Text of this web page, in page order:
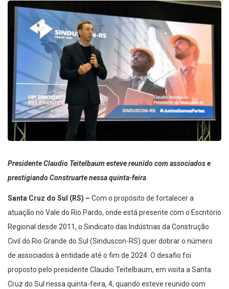
Presidente Claudio Teitelbaum esteve reunido com associados e
prestigiando Construarte nessa quinta-feira
Santa Cruz do Sul (RS) – Com o propósito de fortalecer a
atuação no Vale do Rio Pardo, onde está presente com o Escritório
Regional desde 2011, o Sindicato das Indústrias da Construção
Civil do Rio Grande do Sul (Sinduscon-RS) quer dobrar o número
de associados à entidade até o fim de 2024. O desafio foi
proposto pelo presidente Claudio Teitelbaum, em visita a Santa
Cruz do Sul nessa quinta-feira, 4, quando esteve reunido com